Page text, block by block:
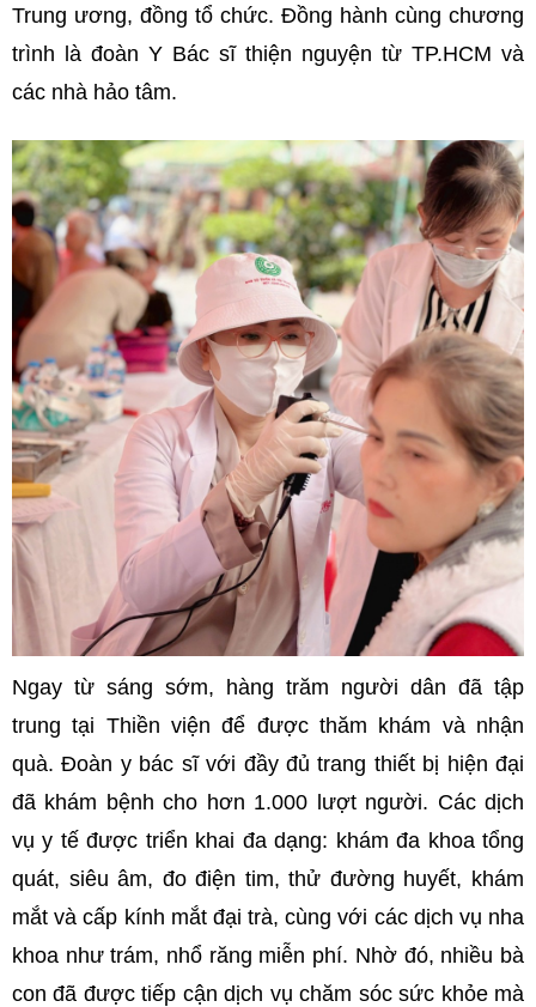
Trung ương, đồng tổ chức. Đồng hành cùng chương
trình là đoàn Y Bác sĩ thiện nguyện từ TP.HCM và
các nhà hảo tâm.
Ngay từ sáng sớm, hàng trăm người dân đã tập
trung tại Thiền viện để được thăm khám và nhận
quà. Đoàn y bác sĩ với đầy đủ trang thiết bị hiện đại
đã khám bệnh cho hơn 1.000 lượt người. Các dịch
vụ y tế được triển khai đa dạng: khám đa khoa tổng
quát, siêu âm, đo điện tim, thử đường huyết, khám
mắt và cấp kính mắt đại trà, cùng với các dịch vụ nha
khoa như trám, nhổ răng miễn phí. Nhờ đó, nhiều bà
con đã được tiếp cận dịch vụ chăm sóc sức khỏe mà